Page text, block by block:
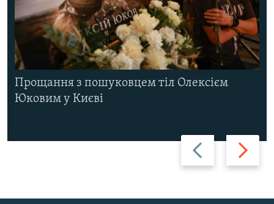
Назад Вперед
Прощання з пошуковцем тіл Олексієм
Юковим у Києві